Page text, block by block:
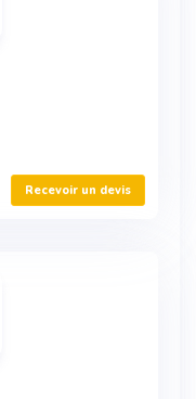
Recevoir un devis